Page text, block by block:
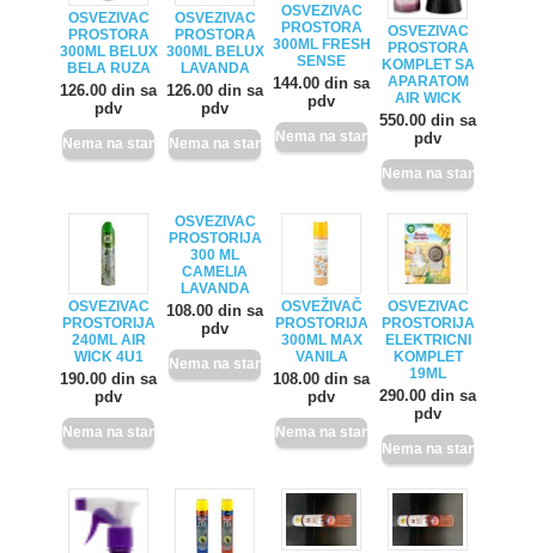
OSVEZIVAC
PROSTORA
300ML BELUX
BELA RUZA
126.00 din sa
pdv
OSVEZIVAC
PROSTORA
300ML BELUX
LAVANDA
126.00 din sa
pdv
OSVEZIVAC
PROSTORA
300ML FRESH
SENSE
144.00 din sa
pdv
OSVEZIVAC
PROSTORA
KOMPLET SA
APARATOM
AIR WICK
550.00 din sa
pdv
OSVEZIVAC
PROSTORIJA
240ML AIR
WICK 4U1
190.00 din sa
pdv
OSVEZIVAC
PROSTORIJA
300 ML
CAMELIA
LAVANDA
108.00 din sa
pdv
OSVEŽIVAČ
PROSTORIJA
300ML MAX
VANILA
108.00 din sa
pdv
OSVEZIVAC
PROSTORIJA
ELEKTRICNI
KOMPLET
19ML
290.00 din sa
pdv